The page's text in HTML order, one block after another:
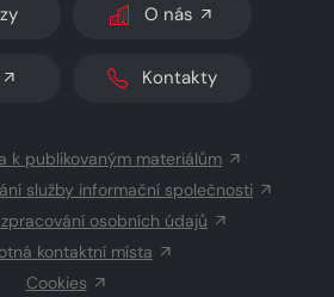
O nás
Kontakty
k publikovaným materiálům
služby informační společnosti
osobních údajů
kontaktní místa
Cookies